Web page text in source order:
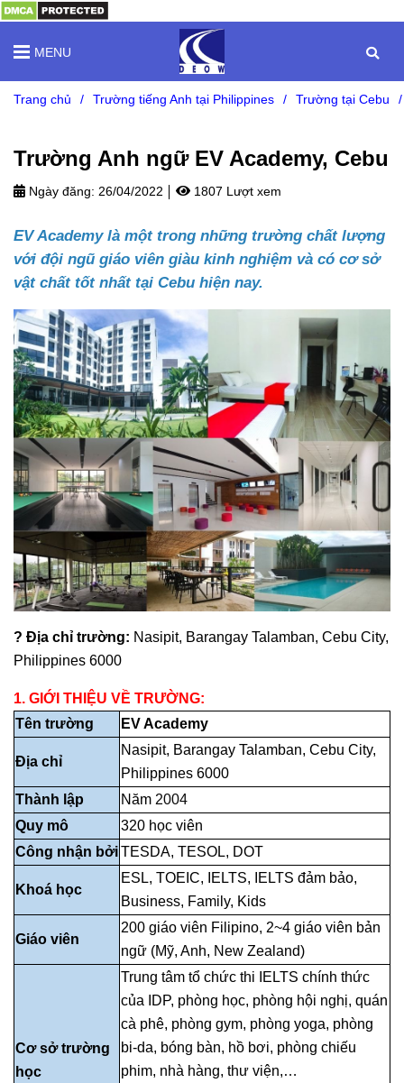
MENU
Trang chủ / Trường tiếng Anh tại Philippines / Trường tại Cebu /
Trường Anh ngữ EV Academy, Cebu
Ngày đăng: 26/04/2022 1807 Lượt xem
EV Academy là một trong những trường chất lượng
với đội ngũ giáo viên giàu kinh nghiệm và có cơ sở
vật chất tốt nhất tại Cebu hiện nay.
? Địa chỉ trường: Nasipit, Barangay Talamban, Cebu City,
Philippines 6000
1. GIỚI THIỆU VỀ TRƯỜNG:
Tên trường
EV Academy
Địa chỉ
Nasipit, Barangay Talamban, Cebu City,
Philippines 6000
Thành lập
Năm 2004
Quy mô
320 học viên
Công nhận bởiTESDA, TESOL, DOT
Khoá học
ESL, TOEIC, IELTS, IELTS đảm bảo,
Business, Family, Kids
Giáo viên
200 giáo viên Filipino, 2~4 giáo viên bản
ngữ (Mỹ, Anh, New Zealand)
Cơ sở trường
học
Trung tâm tổ chức thi IELTS chính thức
của IDP, phòng học, phòng hội nghị, quán
cà phê, phòng gym, phòng yoga, phòng
bi-da, bóng bàn, hồ bơi, phòng chiếu
phim, nhà hàng, thư viện,…